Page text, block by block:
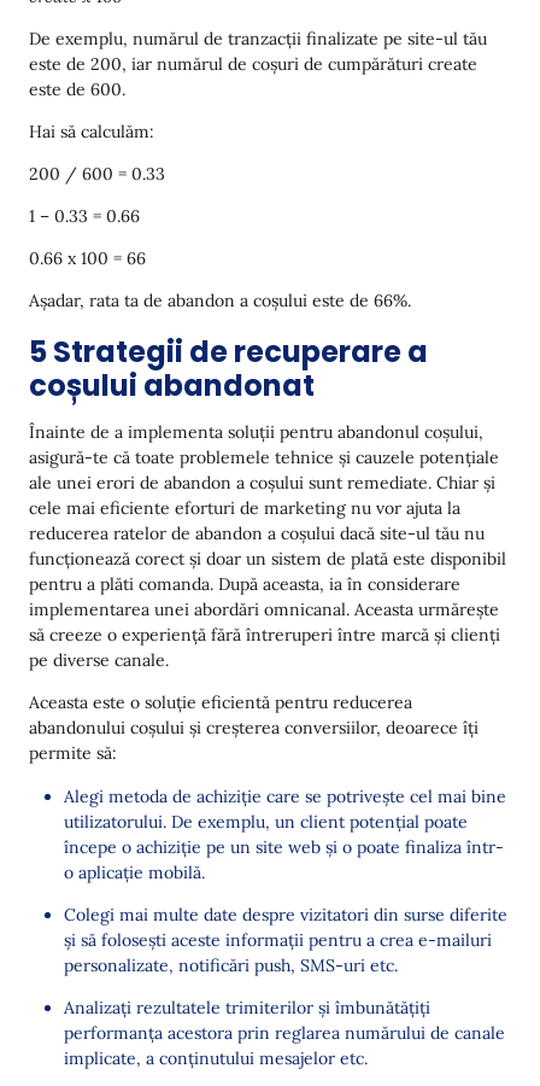
De exemplu, numărul de tranzacții finalizate pe site-ul tău
este de 200, iar numărul de coșuri de cumpărături create
este de 600.
Hai să calculăm:
200 / 600 = 0.33
1 – 0.33 = 0.66
0.66 x 100 = 66
Așadar, rata ta de abandon a coșului este de 66%.
5 Strategii de recuperare a
coșului abandonat
Înainte de a implementa soluții pentru abandonul coșului,
asigură-te că toate problemele tehnice și cauzele potențiale
ale unei erori de abandon a coșului sunt remediate. Chiar și
cele mai eficiente eforturi de marketing nu vor ajuta la
reducerea ratelor de abandon a coșului dacă site-ul tău nu
funcționează corect și doar un sistem de plată este disponibil
pentru a plăti comanda. După aceasta, ia în considerare
implementarea unei abordări omnicanal. Aceasta urmărește
să creeze o experiență fără întreruperi între marcă și clienți
pe diverse canale.
Aceasta este o soluție eficientă pentru reducerea
abandonului coșului și creșterea conversiilor, deoarece îți
permite să:
Alegi metoda de achiziție care se potrivește cel mai bine
utilizatorului. De exemplu, un client potențial poate
începe o achiziție pe un site web și o poate finaliza într-
o aplicație mobilă.
Colegi mai multe date despre vizitatori din surse diferite
și să folosești aceste informații pentru a crea e-mailuri
personalizate, notificări push, SMS-uri etc.
Analizați rezultatele trimiterilor și îmbunătățiți
performanța acestora prin reglarea numărului de canale
implicate, a conținutului mesajelor etc.